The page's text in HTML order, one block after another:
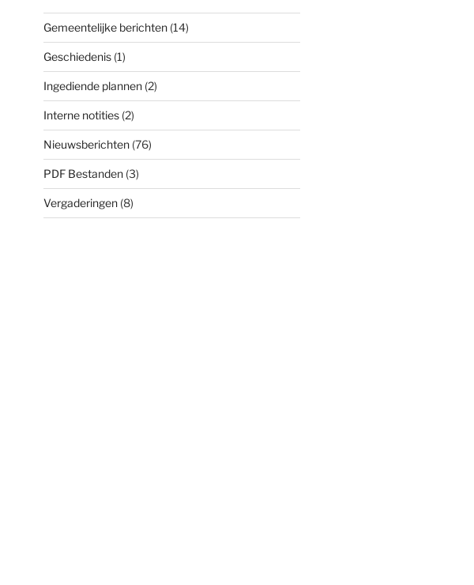
Gemeentelijke berichten(14)
Geschiedenis(1)
Ingediende plannen(2)
Interne notities(2)
Nieuwsberichten(76)
PDF Bestanden(3)
Vergaderingen(8)